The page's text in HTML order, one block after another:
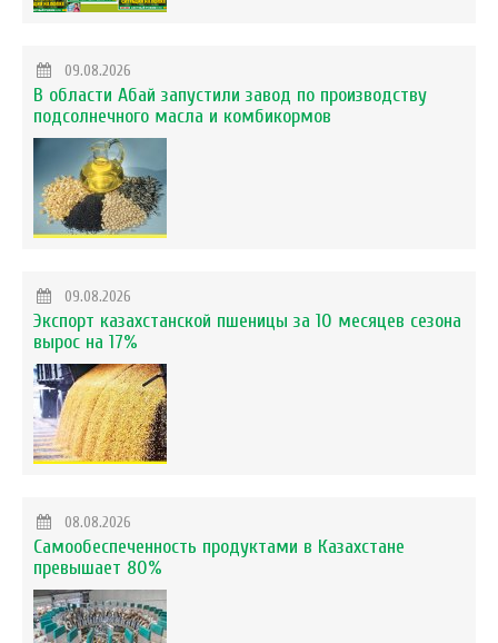
09.08.2026
В области Абай запустили завод по производству
подсолнечного масла и комбикормов
09.08.2026
Экспорт казахстанской пшеницы за 10 месяцев сезона
вырос на 17%
08.08.2026
Самообеспеченность продуктами в Казахстане
превышает 80%